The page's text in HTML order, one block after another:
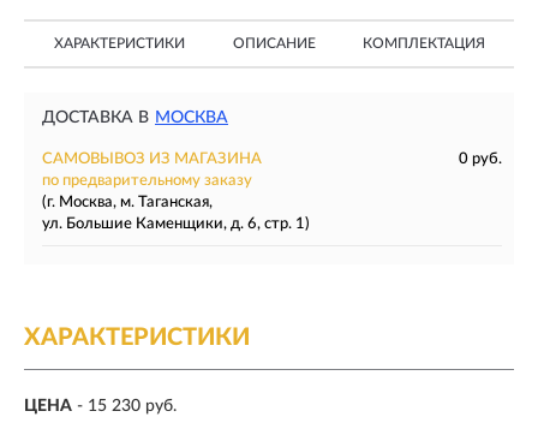
ХАРАКТЕРИСТИКИ ОПИСАНИЕ КОМПЛЕКТАЦИЯ
ДОСТАВКА В МОСКВА
САМОВЫВОЗ ИЗ МАГАЗИНА
0 руб.
по предварительному заказу
(г. Москва, м. Таганская,
ул. Большие Каменщики, д. 6, стр. 1)
ХАРАКТЕРИСТИКИ
ЦЕНА - 15 230 руб.